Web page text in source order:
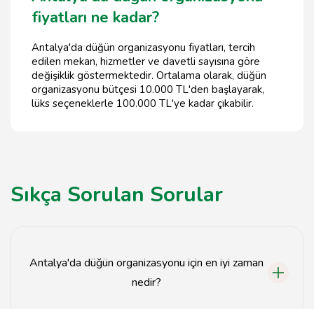
fiyatları ne kadar?
Antalya'da düğün organizasyonu fiyatları, tercih
edilen mekan, hizmetler ve davetli sayısına göre
değişiklik göstermektedir. Ortalama olarak, düğün
organizasyonu bütçesi 10.000 TL'den başlayarak,
lüks seçeneklerle 100.000 TL'ye kadar çıkabilir.
Sıkça Sorulan Sorular
Antalya'da düğün organizasyonu için en iyi zaman
nedir?